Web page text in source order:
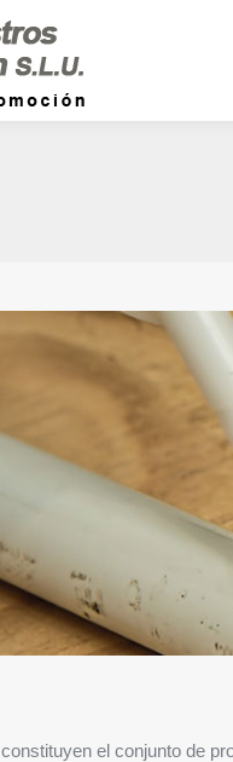
constituyen el conjunto de